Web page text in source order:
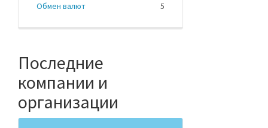
Обмен валют
5
Последние
компании и
организации